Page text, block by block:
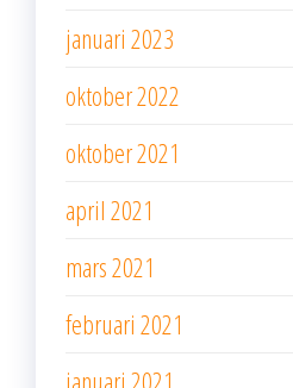
januari 2023
oktober 2022
oktober 2021
april 2021
mars 2021
februari 2021
januari 2021